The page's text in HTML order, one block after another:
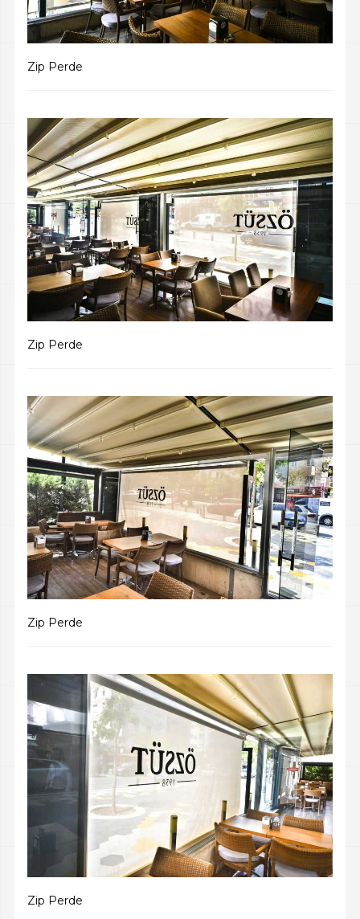
Zip Perde
Zip Perde
Zip Perde
Zip Perde